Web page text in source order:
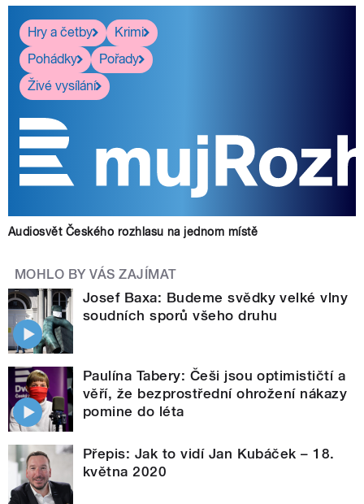
Hry a četby
Krimi
Pohádky
Pořady
Živé vysílání
Audiosvět Českého rozhlasu na jednom místě
MOHLO BY VÁS ZAJÍMAT
Josef Baxa: Budeme svědky velké vlny
soudních sporů všeho druhu
Paulína Tabery: Češi jsou optimističtí a
věří, že bezprostřední ohrožení nákazy
pomine do léta
Přepis: Jak to vidí Jan Kubáček – 18.
května 2020